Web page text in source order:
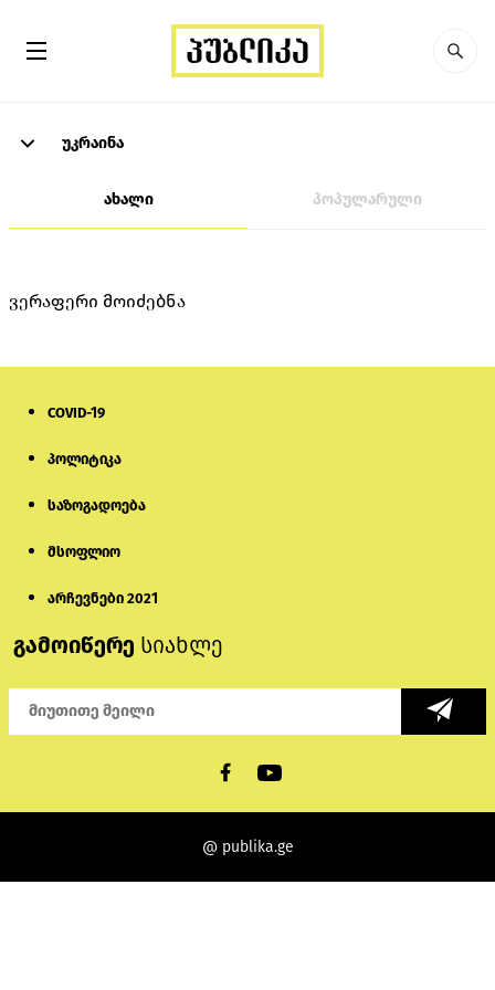
უკრაინა
ახალი პოპულარული
ვერაფერი მოიძებნა
COVID-19
პოლიტიკა
საზოგადოება
მსოფლიო
არჩევნები 2021
გამოიწერე სიახლე
@ publika.ge